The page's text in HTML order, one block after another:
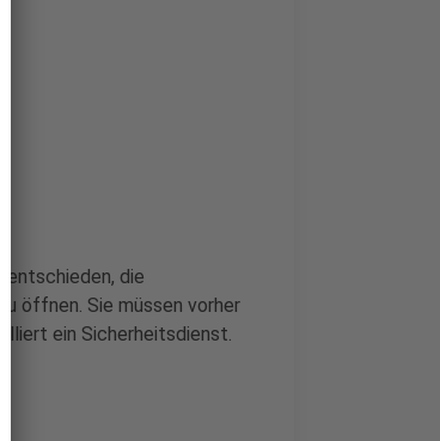
entschieden, die
öffnen. Sie müssen vorher
ein Sicherheitsdienst.